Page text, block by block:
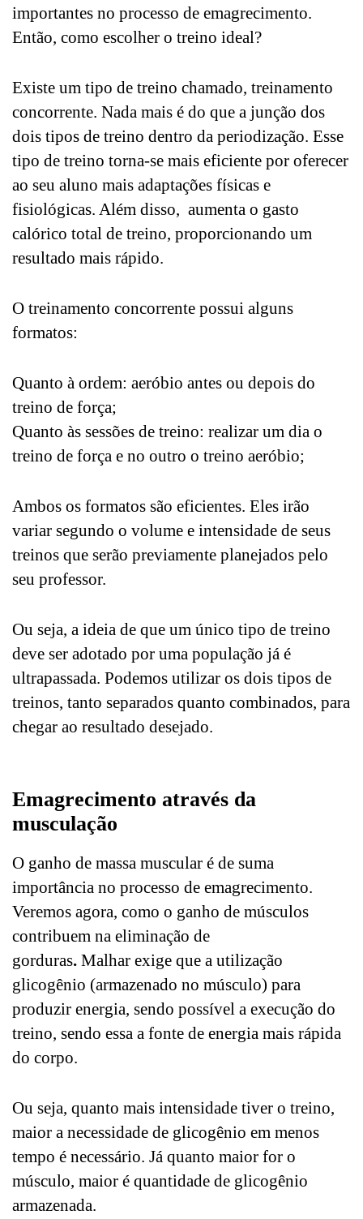
importantes no processo de emagrecimento.
Então, como escolher o treino ideal?
Existe um tipo de treino chamado, treinamento
concorrente. Nada mais é do que a junção dos
dois tipos de treino dentro da periodização. Esse
tipo de treino torna-se mais eficiente por oferecer
ao seu aluno mais adaptações físicas e
fisiológicas. Além disso, aumenta o gasto
calórico total de treino, proporcionando um
resultado mais rápido.
O treinamento concorrente possui alguns
formatos:
Quanto à ordem: aeróbio antes ou depois do
treino de força;
Quanto às sessões de treino: realizar um dia o
treino de força e no outro o treino aeróbio;
Ambos os formatos são eficientes. Eles irão
variar segundo o volume e intensidade de seus
treinos que serão previamente planejados pelo
seu professor.
Ou seja, a ideia de que um único tipo de treino
deve ser adotado por uma população já é
ultrapassada. Podemos utilizar os dois tipos de
treinos, tanto separados quanto combinados, para
chegar ao resultado desejado.
Emagrecimento através da
musculação
O ganho de massa muscular é de suma
importância no processo de emagrecimento.
Veremos agora, como o ganho de músculos
contribuem na eliminação de
gorduras. Malhar exige que a utilização
glicogênio (armazenado no músculo) para
produzir energia, sendo possível a execução do
treino, sendo essa a fonte de energia mais rápida
do corpo.
Ou seja, quanto mais intensidade tiver o treino,
maior a necessidade de glicogênio em menos
tempo é necessário. Já quanto maior for o
músculo, maior é quantidade de glicogênio
armazenada.